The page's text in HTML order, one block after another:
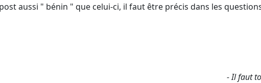
aussi " bénin " que celui-ci, il faut être précis dans les
- Il faut